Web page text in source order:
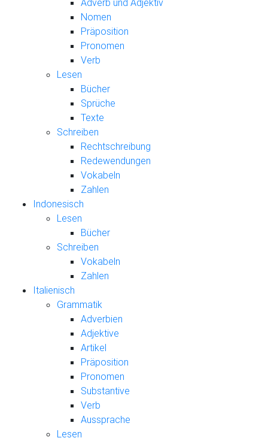
Adverb und Adjektiv
Nomen
Präposition
Pronomen
Verb
Lesen
Bücher
Sprüche
Texte
Schreiben
Rechtschreibung
Redewendungen
Vokabeln
Zahlen
Indonesisch
Lesen
Bücher
Schreiben
Vokabeln
Zahlen
Italienisch
Grammatik
Adverbien
Adjektive
Artikel
Präposition
Pronomen
Substantive
Verb
Aussprache
Lesen